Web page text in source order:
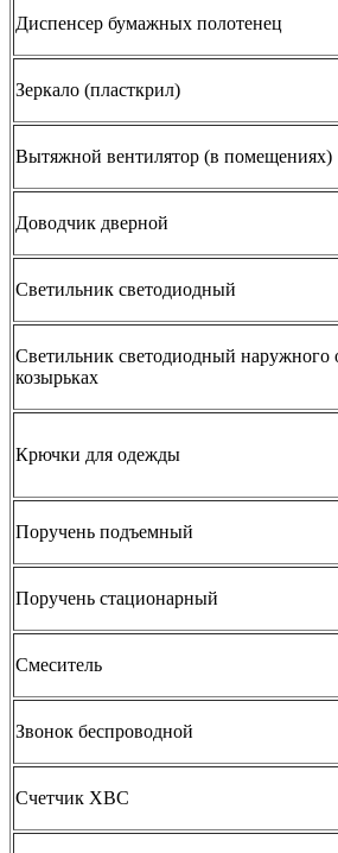
Диспенсер бумажных полотенец
Зеркало (пласткрил)
Вытяжной вентилятор (в помещениях)
Доводчик дверной
Светильник светодиодный
Светильник светодиодный наружного
козырьках
Крючки для одежды
Поручень подъемный
Поручень стационарный
Смеситель
Звонок беспроводной
Счетчик ХВС